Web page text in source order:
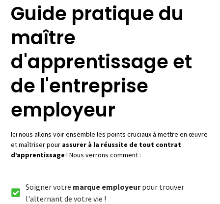
Guide pratique du
maître
d'apprentissage et
de l'entreprise
employeur
Ici nous allons voir ensemble les points cruciaux à mettre en œuvre
et maîtriser pour assurer à la réussite de tout contrat
d’apprentissage ! Nous verrons comment :
Soigner votre marque employeurpour trouver
l'alternant de votre vie !